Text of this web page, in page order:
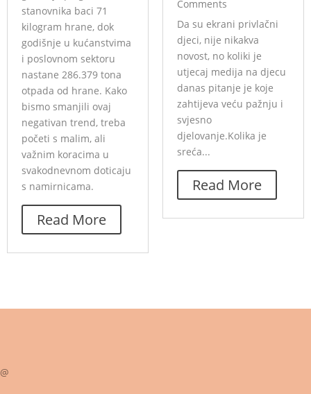
stanovnika baci 71
kilogram hrane, dok
godišnje u kućanstvima
i poslovnom sektoru
nastane 286.379 tona
otpada od hrane. Kako
bismo smanjili ovaj
negativan trend, treba
početi s malim, ali
važnim koracima u
svakodnevnom doticaju
s namirnicama.
Read More
Comments
Da su ekrani privlačni
djeci, nije nikakva
novost, no koliki je
utjecaj medija na djecu
danas pitanje je koje
zahtijeva veću pažnju i
svjesno
djelovanje.Kolika je
sreća...
Read More
@